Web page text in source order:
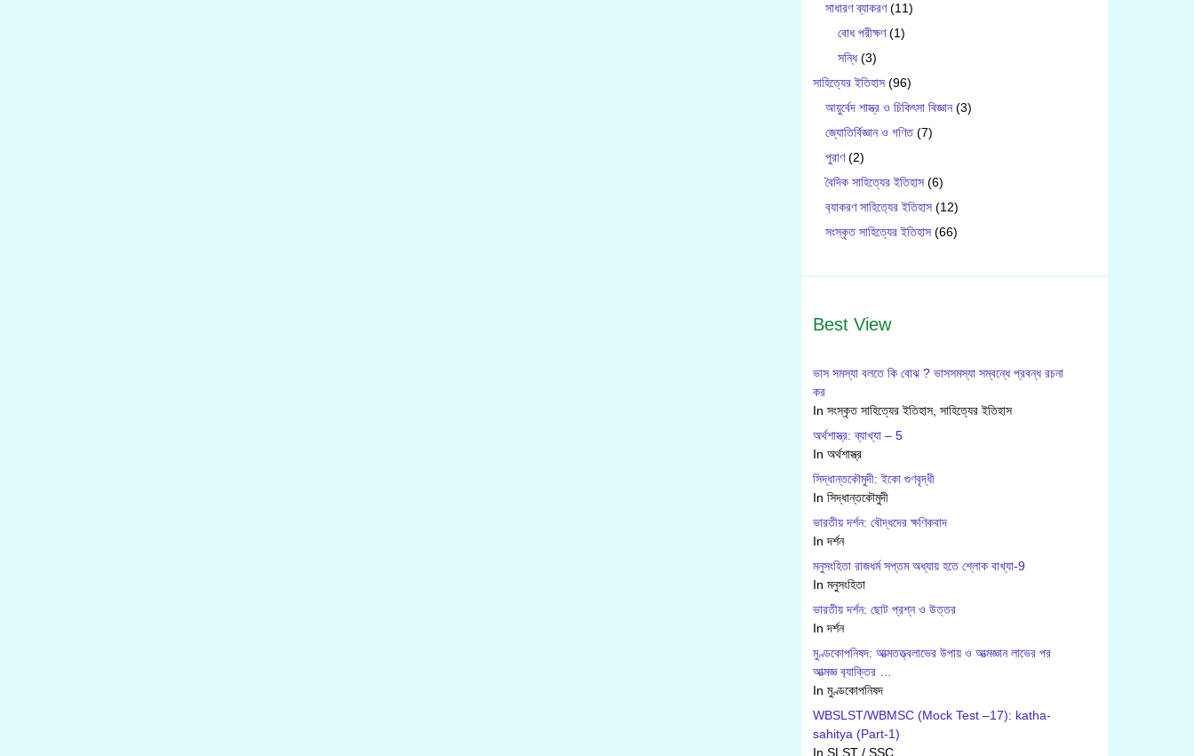
সাধারণ ব্যাকরণ(11)
বোধ পরীক্ষণ(1)
সন্ধি(3)
সাহিত্যের ইতিহাস (96)
আয়ুর্বেদ শাস্ত্র ও চিকিৎসা বিজ্ঞান(3)
জ্যোতির্বিজ্ঞান ও গণিত(7)
পুরাণ(2)
বৈদিক সাহিত্যের ইতিহাস (6)
ব‍্যাকরণ সাহিত‍্যের ইতিহাস (12)
সংস্কৃত সাহিত্যের ইতিহাস (66)
Best View
ভাস সমস্যা বলতে কি বোঝ ? ভাসসমস্যা সম্বন্ধে প্রবন্ধ রচনা
কর
In সংস্কৃত সাহিত্যের ইতিহাস, সাহিত্যের ইতিহাস
অর্থশাস্ত্র: ব্যাখ্যা – 5
In অর্থশাস্ত্র
সিদ্ধান্তকৌমুদী: ইকো গুণবৃদ্ধী
In সিদ্ধান্তকৌমুদী
ভারতীয় দর্শন: বৌদ্ধদের ক্ষণিকবাদ
In দর্শন
মনুসংহিতা রাজধর্ম সপ্তম অধ্যায় হতে শ্লোক বাখ্যা-9
In মনুসংহিতা
ভারতীয় দর্শন: ছোট প্রশ্ন ও উত্তর
In দর্শন
মুণ্ডকোপনিষদ: আত্মতত্ত্বলাভের উপায় ও আত্মজ্ঞান লাভের পর
আত্মজ্ঞ ব‍্যাক্তির …
In মুণ্ডকোপনিষদ
WBSLST/WBMSC (Mock Test –17): katha-
sahitya (Part-1)
In SLST / SSC